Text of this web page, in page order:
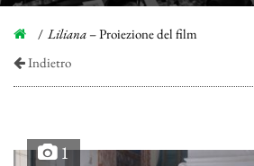
Liliana – Proiezione del film
Indietro
1